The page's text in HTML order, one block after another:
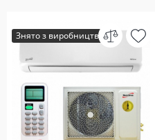
Знято з виробництва